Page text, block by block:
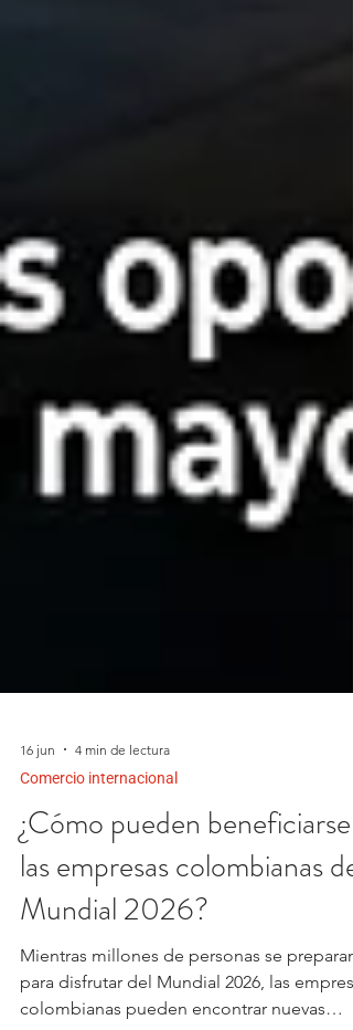
16 jun 4 min de lectura
Comercio internacional
¿Cómo pueden beneficiarse
las empresas colombianas del
Mundial 2026?